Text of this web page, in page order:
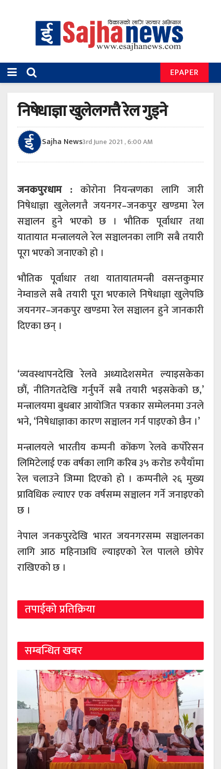
EPAPER
निषेधाज्ञा खुलेलगत्तै रेल गुड्ने
Sajha News3rd June 2021 , 6:00 AM
जनकपुरधाम :कोरोना नियन्त्रणका लागि जारी
निषेधाज्ञा खुलेलगत्तै जयनगर–जनकपुर खण्डमा रेल
सञ्चालन हुने भएको छ । भौतिक पूर्वाधार तथा
यातायात मन्त्रालयले रेल सञ्चालनका लागि सबै तयारी
पूरा भएको जनाएको हो ।
भौतिक पूर्वाधार तथा यातायातमन्त्री वसन्तकुमार
नेम्वाङले सबै तयारी पूरा भएकाले निषेधाज्ञा खुलेपछि
जयनगर–जनकपुर खण्डमा रेल सञ्चालन हुने जानकारी
दिएका छन् ।
‘व्यवस्थापनदेखि रेलवे अध्यादेशसमेत ल्याइसकेका
छौं, नीतिगतदेखि गर्नुपर्ने सबै तयारी भइसकेको छ,’
मन्त्रालयमा बुधबार आयोजित पत्रकार सम्मेलनमा उनले
भने, ‘निषेधाज्ञाका कारण सञ्चालन गर्न पाइएको छैन ।’
मन्त्रालयले भारतीय कम्पनी कोंकण रेलवे कर्पोरेसन
लिमिटेलाई एक वर्षका लागि करिब ३५ करोड रुपैयाँमा
रेल चलाउने जिम्मा दिएको हो । कम्पनीले २६ मुख्य
प्राविधिक ल्याएर एक वर्षसम्म सञ्चालन गर्ने जनाइएको
छ ।
नेपाल जनकपुरदेखि भारत जयनगरसम्म सञ्चालनका
लागि आठ महिनाअघि ल्याइएको रेल पालले छोपेर
राखिएको छ ।
तपाईको प्रतिक्रिया
सम्बन्धित खबर